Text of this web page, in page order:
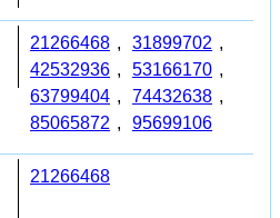
21266468 , 31899702 ,
42532936 , 53166170 ,
63799404 , 74432638 ,
85065872 , 95699106
21266468